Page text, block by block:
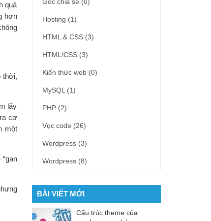
quá
hơn
thời,
lấy
cơ
một
Góc chia sẻ (0)
Hosting (1)
HTML & CSS (3)
HTML/CSS (3)
Kiến thức web (0)
MySQL (1)
PHP (2)
Vọc code (26)
Wordpress (3)
Wordpress (8)
BÀI VIẾT MỚI
Cấu trúc theme của